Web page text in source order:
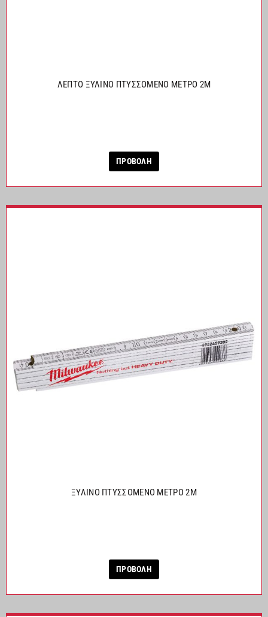
ΛΕΠΤΟ ΞΥΛΙΝΟ ΠΤΥΣΣΟΜΕΝΟ ΜΕΤΡΟ 2M
ΠΡΟΒΟΛΗ
ΞΥΛΙΝΟ ΠΤΥΣΣΟΜΕΝΟ ΜΕΤΡΟ 2M
ΠΡΟΒΟΛΗ